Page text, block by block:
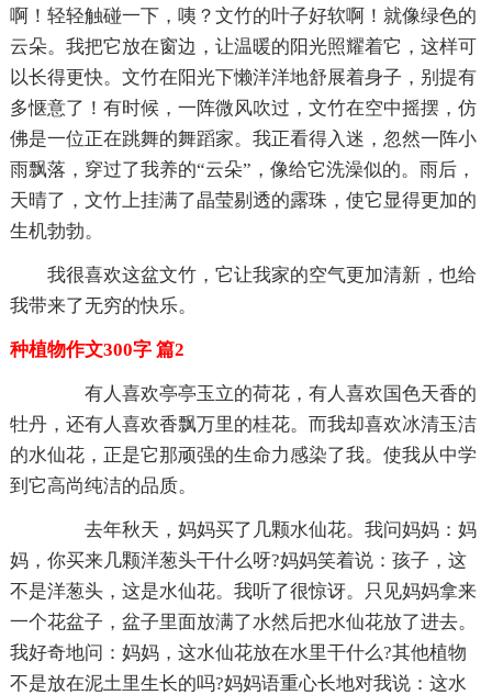
啊！轻轻触碰一下，咦？文竹的叶子好软啊！就像绿色的
云朵。我把它放在窗边，让温暖的阳光照耀着它，这样可
以长得更快。文竹在阳光下懒洋洋地舒展着身子，别提有
多惬意了！有时候，一阵微风吹过，文竹在空中摇摆，仿
佛是一位正在跳舞的舞蹈家。我正看得入迷，忽然一阵小
雨飘落，穿过了我养的“云朵”，像给它洗澡似的。雨后，
天晴了，文竹上挂满了晶莹剔透的露珠，使它显得更加的
生机勃勃。
我很喜欢这盆文竹，它让我家的空气更加清新，也给
我带来了无穷的快乐。
种植物作文300字 篇2
有人喜欢亭亭玉立的荷花，有人喜欢国色天香的
牡丹，还有人喜欢香飘万里的桂花。而我却喜欢冰清玉洁
的水仙花，正是它那顽强的生命力感染了我。使我从中学
到它高尚纯洁的品质。
去年秋天，妈妈买了几颗水仙花。我问妈妈：妈
妈，你买来几颗洋葱头干什么呀?妈妈笑着说：孩子，这
不是洋葱头，这是水仙花。我听了很惊讶。只见妈妈拿来
一个花盆子，盆子里面放满了水然后把水仙花放了进去。
我好奇地问：妈妈，这水仙花放在水里干什么?其他植物
不是放在泥土里生长的吗?妈妈语重心长地对我说：这水